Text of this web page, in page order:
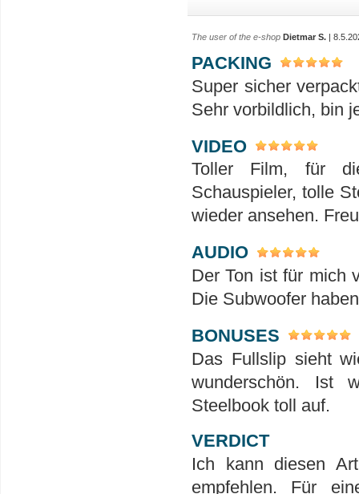
The user of the e-shop Dietmar S. |
PACKING
Super sicher
Sehr vorbildlich, bin
VIDEO
Toller Film, für
Schauspieler, tolle
wieder ansehen.
AUDIO
Der Ton ist für mich
Die Subwoofer
BONUSES
Das Fullslip sieht
wunderschön. Ist
Steelbook toll auf.
VERDICT
Ich kann diesen
empfehlen. Für